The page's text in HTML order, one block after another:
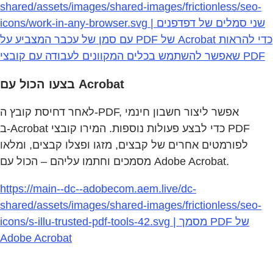
shared/assets/images/shared-images/frictionless/seo-
icons/work-in-any-browser.svg | שני סמלים של דפדפנים
עם סמן של עכבר המצביע על PDF של Acrobat כדי להראות
שאפשר להשתמש בכלים המקוונים לעבודה עם קובצי PDF
בצעו הכול עם Acrobat
לאחר דחיסת קובץ ה‑PDF, אפשר ליצור חשבון חינמי
ב‑Acrobat כדי לבצע פעולות נוספות. המירו קובצי PDF
לפורמטים אחרים של קבצים, מזגו ופצלו קבצים, ומלאו
מסמכים וחתמו עליהם – הכול עם Adobe Acrobat.
https://main--dc--adobecom.aem.live/dc-
shared/assets/images/shared-images/frictionless/seo-
icons/s-illu-trusted-pdf-tools-42.svg | מסמך PDF של
Adobe Acrobat